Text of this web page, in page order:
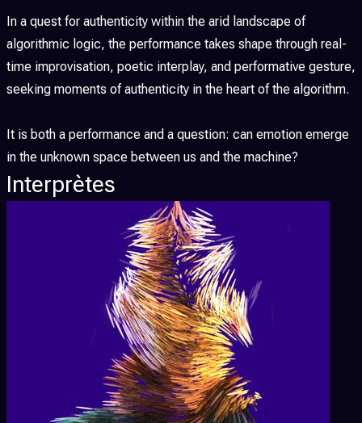
In a quest for authenticity within the arid landscape of
algorithmic logic, the performance takes shape through real-
time improvisation, poetic interplay, and performative gesture,
seeking moments of authenticity in the heart of the algorithm.
It is both a performance and a question: can emotion emerge
in the unknown space between us and the machine?
Interprètes